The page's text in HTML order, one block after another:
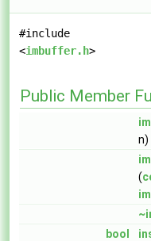
#include
<imbuffer.h>
Public Member
n)
(
bool